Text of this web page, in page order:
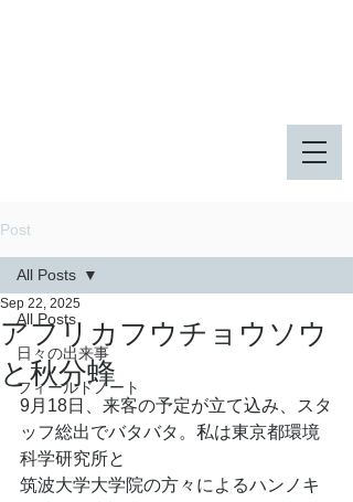
Post
All Posts
日々の出来事
フィールドノート
All Posts
アフリカフウチョウソウ
と秋分蜂
Sep 22, 2025
9月18日、来客の予定が立て込み、スタ
ッフ総出でバタバタ。私は東京都環境
科学研究所と
筑波大学大学院の方々によるハンノキ